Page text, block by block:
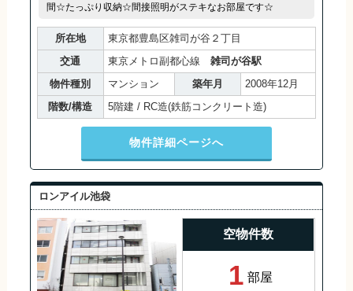
間☆たっぷり収納☆間接照明がステキなお部屋です☆
所在地
東京都豊島区雑司が谷２丁目
交通
東京メトロ副都心線 雑司が谷駅
物件種別
マンション 築年月
2008年12月
階数/構造
5階建 / RC造(鉄筋コンクリート造)
物件詳細ページへ
ロンアイル池袋
空物件数
1 部屋